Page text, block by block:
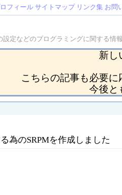
フィールサイトマップ リンク集 お問
設定などのプログラミングに関する
新し
こちらの記事も必要に
今後と
為のSRPMを作成しました